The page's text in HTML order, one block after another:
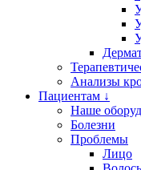
Анализы
Пациентам ↓
Наше
Болезни
Проблемы
Лицо